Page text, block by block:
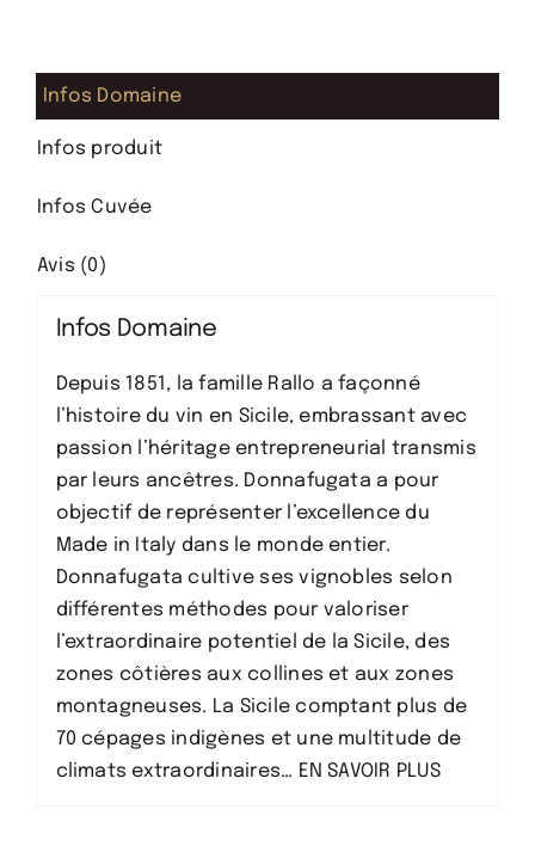
rouge
et
Infos Domaine
Infos produit
Infos Cuvée
Avis (0)
Infos Domaine
Depuis 1851, la famille Rallo a façonné
l’histoire du vin en Sicile, embrassant avec
passion l’héritage entrepreneurial transmis
par leurs ancêtres. Donnafugata a pour
objectif de représenter l’excellence du
Made in Italy dans le monde entier.
Donnafugata cultive ses vignobles selon
différentes méthodes pour valoriser
l’extraordinaire potentiel de la Sicile, des
zones côtières aux collines et aux zones
montagneuses. La Sicile comptant plus de
70 cépages indigènes et une multitude de
climats extraordinaires… EN SAVOIR PLUS